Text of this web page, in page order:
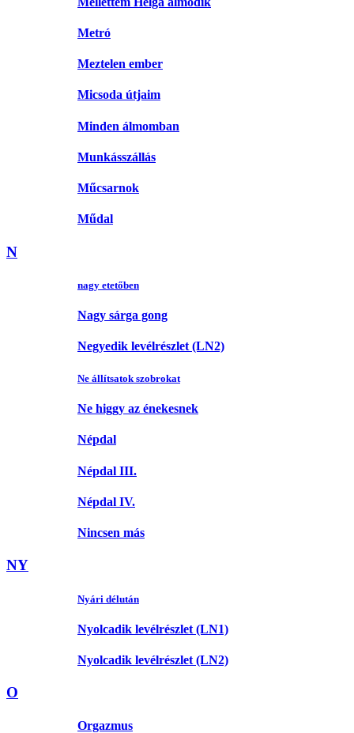
Metró
Meztelen ember
Micsoda útjaim
Minden álmomban
Munkásszállás
Műcsarnok
Műdal
N
nagy etetőben
Nagy sárga gong
Negyedik levélrészlet (LN2)
Ne állítsatok szobrokat
Ne higgy az énekesnek
Népdal
Népdal III.
Népdal IV.
Nincsen más
NY
Nyári délután
Nyolcadik levélrészlet (LN1)
Nyolcadik levélrészlet (LN2)
O
Orgazmus